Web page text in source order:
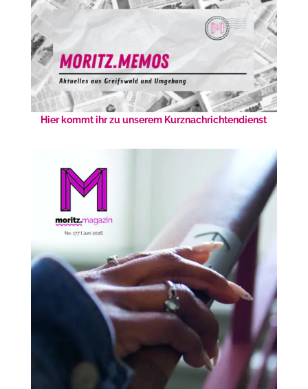
Hier kommt ihr zu unserem Kurznachrichtendienst